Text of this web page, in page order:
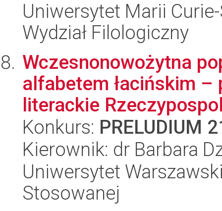
Uniwersytet Marii
Wydział Filologiczny
Wczesnonowożytna
alfabetem łacińskim
literackie
Konkurs: PRELUDIUM
Kierownik: dr Barbara
Uniwersytet
Stosowanej